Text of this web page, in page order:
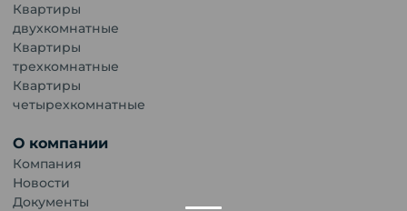
Квартиры
двухкомнатные
Квартиры
трехкомнатные
Квартиры
четырехкомнатные
О компании
Компания
Новости
Документы